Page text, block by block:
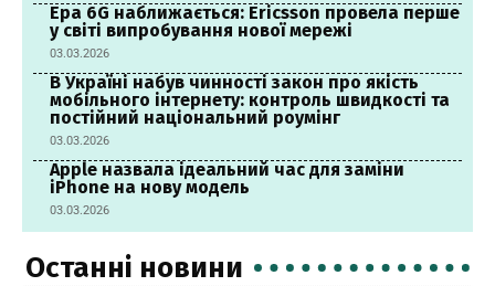
Ера 6G наближається: Ericsson провела перше
у світі випробування нової мережі
03.03.2026
В Україні набув чинності закон про якість
мобільного інтернету: контроль швидкості та
постійний національний роумінг
03.03.2026
Apple назвала ідеальний час для заміни
iPhone на нову модель
03.03.2026
Останні новини